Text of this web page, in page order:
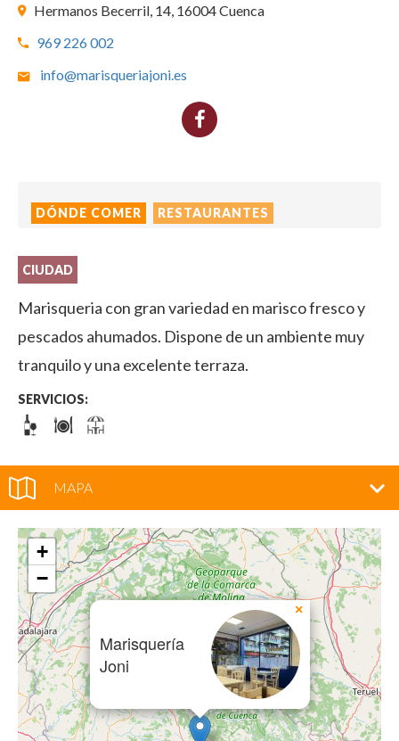
Hermanos Becerril, 14, 16004 Cuenca
969 226 002
info@marisqueriajoni.es
DÓNDE COMER RESTAURANTES
CIUDAD
Marisqueria con gran variedad en marisco fresco y
pescados ahumados. Dispone de un ambiente muy
tranquilo y una excelente terraza.
SERVICIOS:
MAPA
Marisquería
Joni
×
+
−